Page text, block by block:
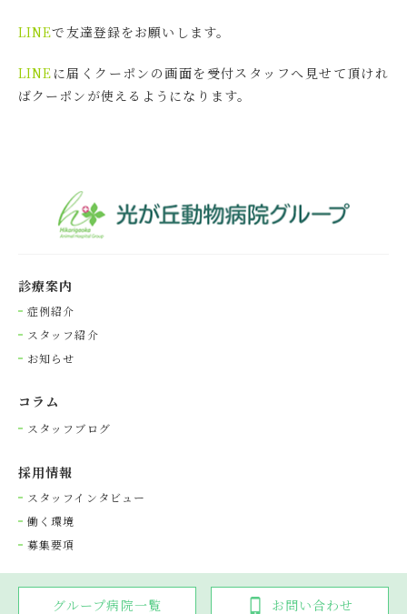
LINEで友達登録をお願いします。
LINE に届くクーポンの画面を受付スタッフへ見せて頂けれ
ばクーポンが使えるようになります。
診療案内
症例紹介
スタッフ紹介
お知らせ
コラム
スタッフブログ
採⽤情報
スタッフインタビュー
働く環境
募集要項
Copyright © 光が丘動物病院グループ. All rights reserved.
グループ病院一覧 お問い合わせ